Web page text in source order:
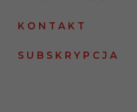
KONTAKT
SUBSKRYPCJA